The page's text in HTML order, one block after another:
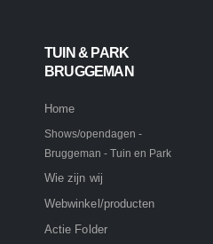
TUIN & PARK
BRUGGEMAN
Home
Shows/opendagen -
Bruggeman - Tuin en Park
Wie zijn wij
Webwinkel/producten
Actie Folder